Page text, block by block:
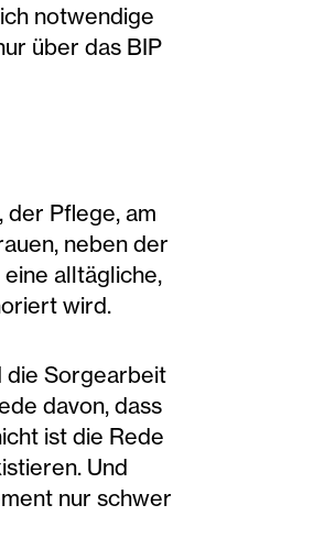
notwendige
über das BIP
der Pflege, am
neben der
alltägliche,
wird.
die Sorgearbeit
davon, dass
ist die Rede
Und
nur schwer